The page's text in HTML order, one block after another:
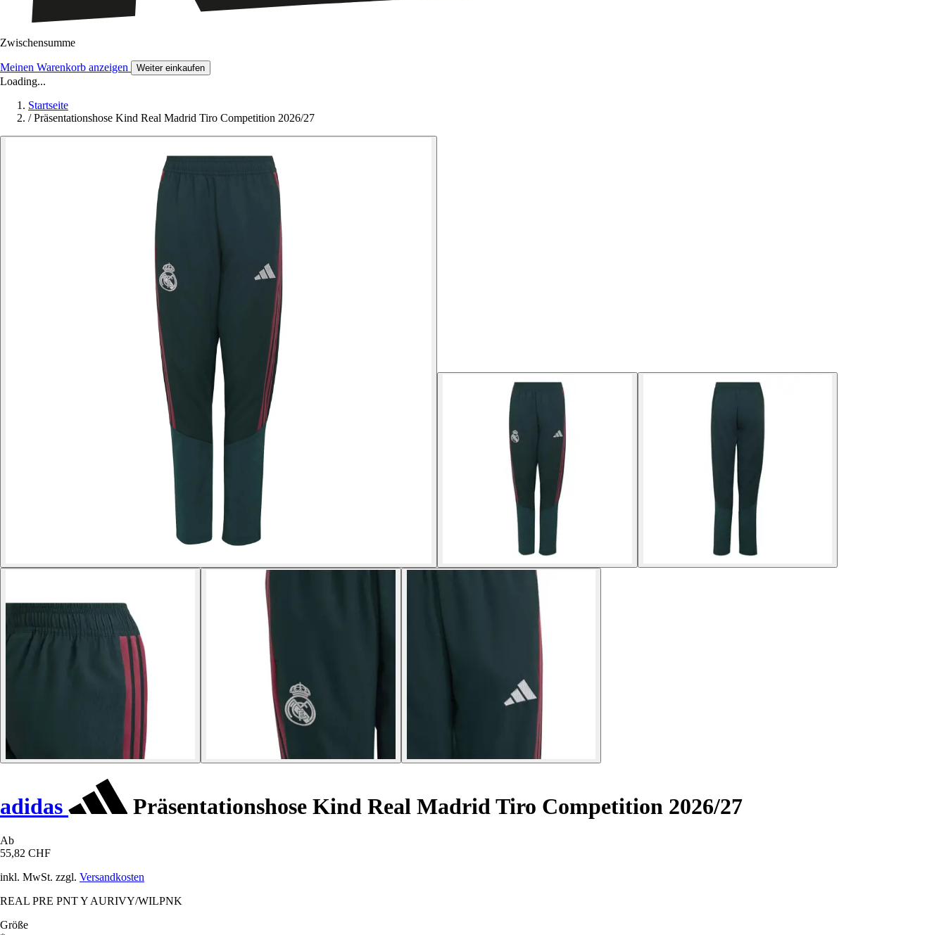
Zwischensumme
Meinen Warenkorb anzeigen Weiter einkaufen
Loading...
Startseite
/ Präsentationshose Kind Real Madrid Tiro Competition 2026/27
adidas Präsentationshose Kind Real Madrid Tiro Competition 2026/27
Ab
55,82 CHF
inkl. MwSt. zzgl. Versandkosten
REAL PRE PNT Y AURIVY/WILPNK
Größe